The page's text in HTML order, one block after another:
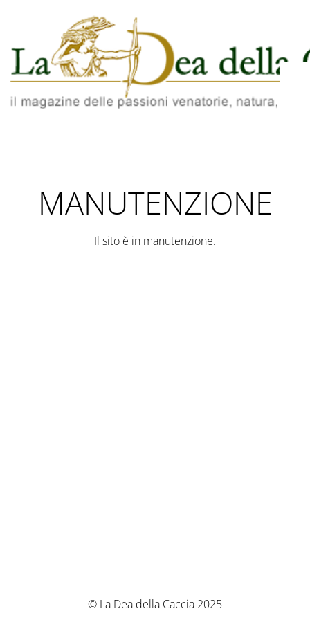
MANUTENZIONE
Il sito è in manutenzione.
© La Dea della Caccia 2025